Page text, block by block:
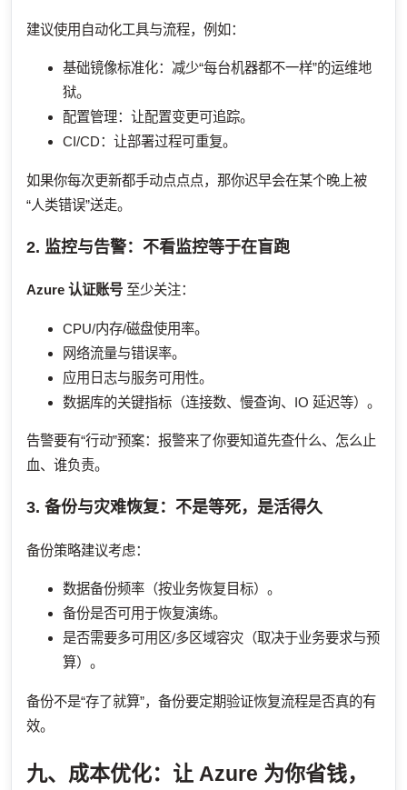
建议使用自动化工具与流程，例如：
基础镜像标准化：减少“每台机器都不一样”的运维地
狱。
配置管理：让配置变更可追踪。
CI/CD：让部署过程可重复。
如果你每次更新都手动点点点，那你迟早会在某个晚上被
“人类错误”送走。
2. 监控与告警：不看监控等于在盲跑
Azure 认证账号 至少关注：
CPU/内存/磁盘使用率。
网络流量与错误率。
应用日志与服务可用性。
数据库的关键指标（连接数、慢查询、IO 延迟等）。
告警要有“行动”预案：报警来了你要知道先查什么、怎么止
血、谁负责。
3. 备份与灾难恢复：不是等死，是活得久
备份策略建议考虑：
数据备份频率（按业务恢复目标）。
备份是否可用于恢复演练。
是否需要多可用区/多区域容灾（取决于业务要求与预
算）。
备份不是“存了就算”，备份要定期验证恢复流程是否真的有
效。
九、成本优化：让 Azure 为你省钱，